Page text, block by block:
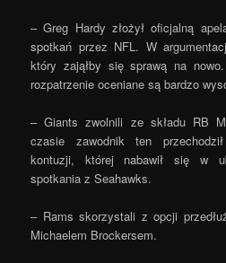
– Greg Hardy złożył oficjalną
spotkań przez NFL. W
który zająłby się sprawą na
rozpatrzenie oceniane są bardzo
– Giants zwolnili ze składu RB
czasie zawodnik ten
kontuzji, której nabawił się w
spotkania z Seahawks.
– Rams skorzystali z opcji
Michaelem Brockersem.